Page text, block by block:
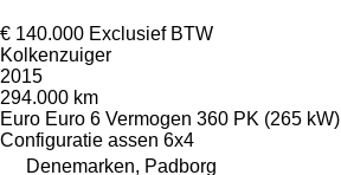
€ 140.000 Exclusief BTW
Kolkenzuiger
2015
294.000 km
Euro Euro 6 Vermogen 360 PK (265 kW)
Configuratie assen 6x4
Denemarken, Padborg